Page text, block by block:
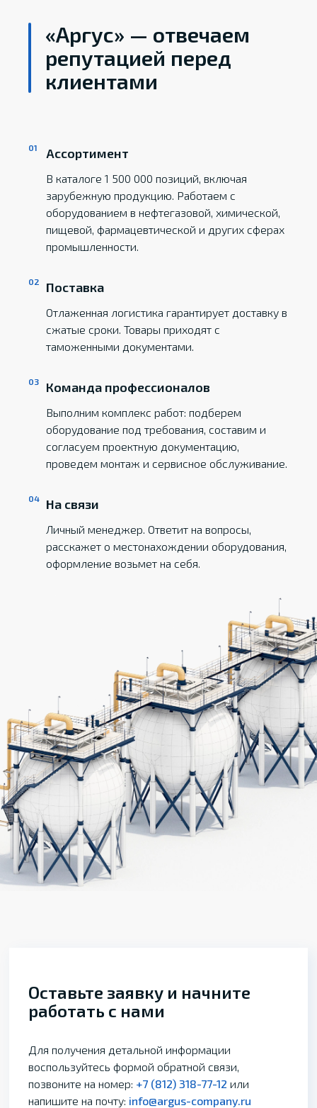
«Аргус» — отвечаем
репутацией перед
клиентами
Ассортимент
В каталоге 1 500 000 позиций, включая
зарубежную продукцию. Работаем с
оборудованием в нефтегазовой, химической,
пищевой, фармацевтической и других сферах
промышленности.
Поставка
Отлаженная логистика гарантирует доставку в
сжатые сроки. Товары приходят с
таможенными документами.
Команда профессионалов
Выполним комплекс работ: подберем
оборудование под требования, составим и
согласуем проектную документацию,
проведем монтаж и сервисное обслуживание.
На связи
Личный менеджер. Ответит на вопросы,
расскажет о местонахождении оборудования,
оформление возьмет на себя.
Оставьте заявку и начните
работать с нами
Для получения детальной информации
воспользуйтесь формой обратной связи,
позвоните на номер: +7 (812) 318-77-12 или
напишите на почту: info@argus-company.ru